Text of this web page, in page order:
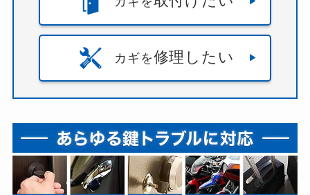
カギを修理したい